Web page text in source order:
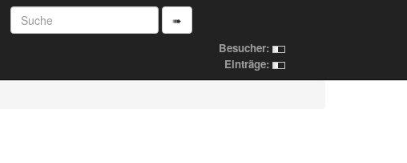
➠
Besucher:
Einträge: